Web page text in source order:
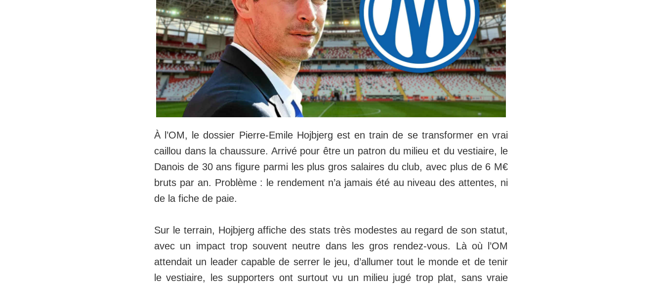
À l’OM, le dossier Pierre-Emile Hojbjerg est en train de se transformer en vrai
caillou dans la chaussure. Arrivé pour être un patron du milieu et du vestiaire, le
Danois de 30 ans figure parmi les plus gros salaires du club, avec plus de 6 M€
bruts par an. Problème : le rendement n’a jamais été au niveau des attentes, ni
de la fiche de paie.
Sur le terrain, Hojbjerg affiche des stats très modestes au regard de son statut,
avec un impact trop souvent neutre dans les gros rendez-vous. Là où l’OM
attendait un leader capable de serrer le jeu, d’allumer tout le monde et de tenir
le vestiaire, les supporters ont surtout vu un milieu jugé trop plat, sans vraie